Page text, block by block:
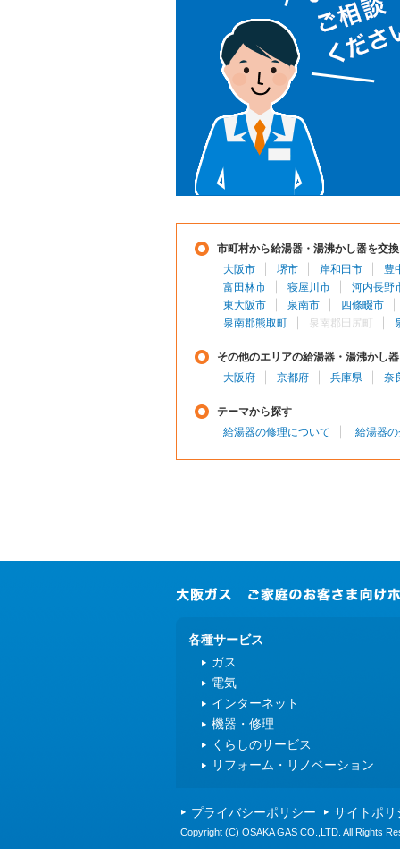
市町村から給湯器・湯沸かし器を交
大阪市
堺市 岸和田市
豊
富田林市
寝屋川市
河内長野
東大阪市
泉南市
四條畷市
泉南郡熊取町
泉南郡田尻町
その他のエリアの給湯器・湯沸かし
大阪府
京都府 兵庫県 奈
テーマから探す
給湯器の修理について
給湯器
各種サービス
ガス
電気
インターネット
機器・修理
くらしのサービス
リフォーム・リノベーション
プライバシーポリシー サイトポリ
Copyright (C) OSAKA GAS CO.,LTD. All Rights